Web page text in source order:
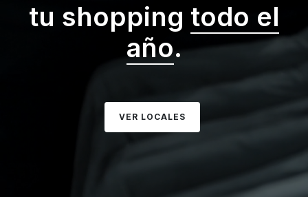
tu shopping todo el
año.
VER LOCALES